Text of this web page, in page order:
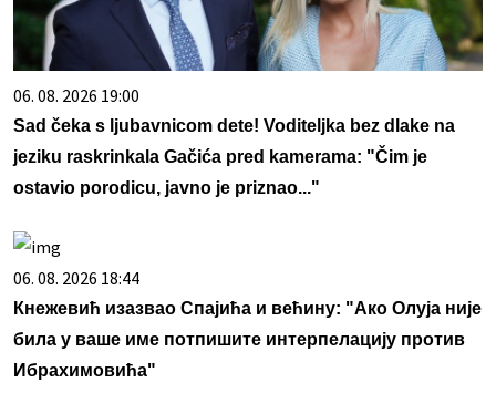
06. 08. 2026 19:00
Sad čeka s ljubavnicom dete! Voditeljka bez dlake na
jeziku raskrinkala Gačića pred kamerama: "Čim je
ostavio porodicu, javno je priznao..."
06. 08. 2026 18:44
Кнежевић изазвао Спајића и већину: "Ако Олуја није
била у ваше име потпишите интерпелацију против
Ибрахимовића"